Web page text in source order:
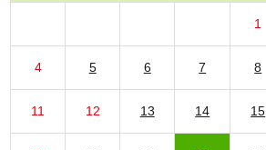
1
4 5 6 7 8
11 12 13 14 15